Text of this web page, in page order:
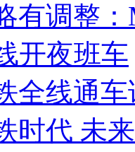
有调整
开夜班车
全线通
时代 未